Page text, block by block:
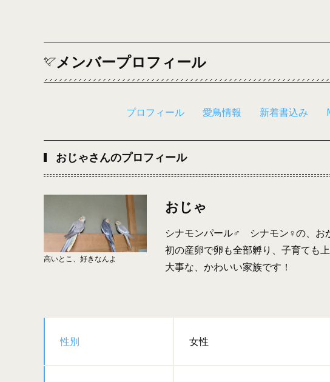
メンバープロフィール
プロフィール 愛鳥情報 新着書込み
おじゃさんのプロフィール
高いとこ、好きなんよ
おじゃ
シナモンパール♂ シナモン♀の、お
初の産卵で卵も全部孵り、子育ても
大事な、かわいい家族です！
性別 女性